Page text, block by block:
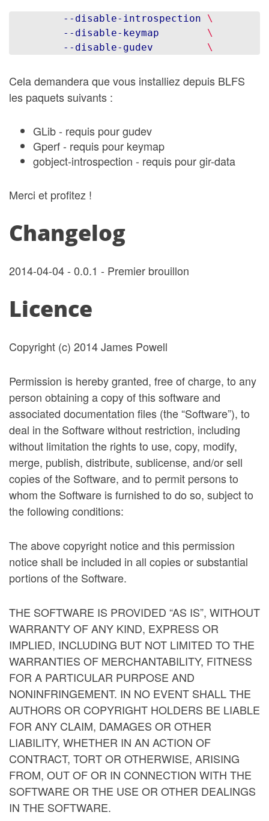
--disable-introspection
\
--disable-keymap
\
--disable-gudev
\
Cela demandera que vous installiez depuis BLFS
les paquets suivants :
GLib - requis pour gudev
Gperf - requis pour keymap
gobject-introspection - requis pour gir-data
Merci et profitez !
Changelog
2014-04-04 - 0.0.1 - Premier brouillon
Licence
Copyright (c) 2014 James Powell
Permission is hereby granted, free of charge, to any
person obtaining a copy of this software and
associated documentation files (the “Software”), to
deal in the Software without restriction, including
without limitation the rights to use, copy, modify,
merge, publish, distribute, sublicense, and/or sell
copies of the Software, and to permit persons to
whom the Software is furnished to do so, subject to
the following conditions:
The above copyright notice and this permission
notice shall be included in all copies or substantial
portions of the Software.
THE SOFTWARE IS PROVIDED “AS IS”, WITHOUT
WARRANTY OF ANY KIND, EXPRESS OR
IMPLIED, INCLUDING BUT NOT LIMITED TO THE
WARRANTIES OF MERCHANTABILITY, FITNESS
FOR A PARTICULAR PURPOSE AND
NONINFRINGEMENT. IN NO EVENT SHALL THE
AUTHORS OR COPYRIGHT HOLDERS BE LIABLE
FOR ANY CLAIM, DAMAGES OR OTHER
LIABILITY, WHETHER IN AN ACTION OF
CONTRACT, TORT OR OTHERWISE, ARISING
FROM, OUT OF OR IN CONNECTION WITH THE
SOFTWARE OR THE USE OR OTHER DEALINGS
IN THE SOFTWARE.